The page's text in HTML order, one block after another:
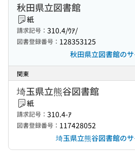
秋田県立図書館
紙
請求記号： 310.4/ｳｱ/
図書登録番号： 128353125
秋田県立図書館の
関東
埼玉県立熊谷図書館
紙
請求記号： 310.4-ｱ
図書登録番号： 117428052
埼玉県立熊谷図書館の